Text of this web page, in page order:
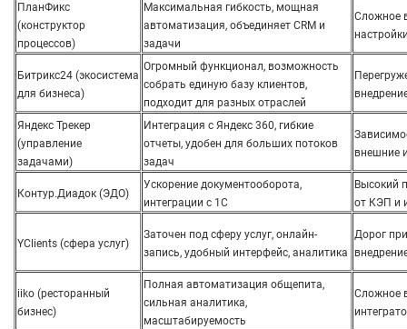
ПланФикс
(конструктор
процессов)
Максимальная гибкость, мощная
автоматизация, объединяет CRM и
задачи
Сложное
Битрикс24 (экосистема
для бизнеса)
Огромный функционал, возможность
собрать единую базу клиентов,
подходит для разных отраслей
Яндекс Трекер
(управление
задачами)
Интеграция с Яндекс 360, гибкие
отчеты, удобен для больших потоков
задач
внешние
Контур.Диадок (ЭДО)
Ускорение документооборота,
интеграции с 1С
Высокий
от КЭП и
YClients (сфера услуг)
Заточен под сферу услуг, онлайн-
запись, удобный интерфейс, аналитика
Дорог
iiko (ресторанный
бизнес)
Полная автоматизация общепита,
сильная аналитика,
масштабируемость
Сложное